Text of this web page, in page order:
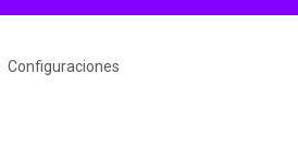
Configuraciones